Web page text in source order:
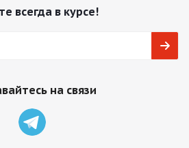
всегда в курсе!
на связи